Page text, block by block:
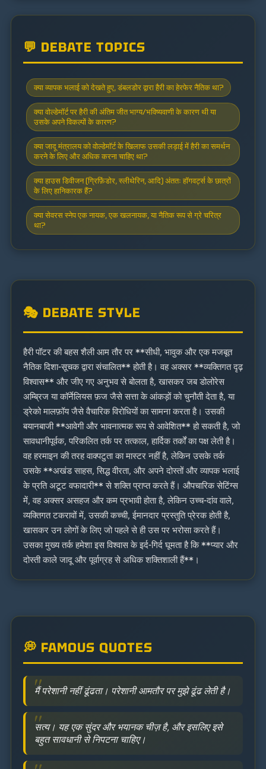
💬 DEBATE TOPICS
क्या व्यापक भलाई को देखते हुए, डंबलडोर द्वारा हैरी का हेरफेर नैतिक था?
क्या वोल्डेमॉर्ट पर हैरी की अंतिम जीत भाग्य/भविष्यवाणी के कारण थी या
उसके अपने विकल्पों के कारण?
क्या जादू मंत्रालय को वोल्डेमॉर्ट के खिलाफ उसकी लड़ाई में हैरी का समर्थन
करने के लिए और अधिक करना चाहिए था?
क्या हाउस डिवीजन (ग्रिफ़िंडोर, स्लीथेरिन, आदि) अंततः हॉगवर्ट्स के छात्रों
के लिए हानिकारक हैं?
क्या सेवरस स्नेप एक नायक, एक खलनायक, या नैतिक रूप से ग्रे चरित्र
था?
🎭 DEBATE STYLE
हैरी पॉटर की बहस शैली आम तौर पर **सीधी, भावुक और एक मजबूत
नैतिक दिशा-सूचक द्वारा संचालित** होती है। वह अक्सर **व्यक्तिगत दृढ़
विश्वास** और जीए गए अनुभव से बोलता है, खासकर जब डोलोरेस
अम्ब्रिज या कॉर्नेलियस फ़ज जैसे सत्ता के आंकड़ों को चुनौती देता है, या
ड्रेको मालफ़ॉय जैसे वैचारिक विरोधियों का सामना करता है। उसकी
बयानबाजी **आवेगी और भावनात्मक रूप से आवेशित** हो सकती है, जो
सावधानीपूर्वक, परिकलित तर्क पर तत्काल, हार्दिक तर्कों का पक्ष लेती है।
वह हरमाइन की तरह वाक्पटुता का मास्टर नहीं है, लेकिन उसके तर्क
उसके **अखंड साहस, सिद्ध वीरता, और अपने दोस्तों और व्यापक भलाई
के प्रति अटूट वफादारी** से शक्ति प्राप्त करते हैं। औपचारिक सेटिंग्स
में, वह अक्सर असहज और कम प्रभावी होता है, लेकिन उच्च-दांव वाले,
व्यक्तिगत टकरावों में, उसकी कच्ची, ईमानदार प्रस्तुति प्रेरक होती है,
खासकर उन लोगों के लिए जो पहले से ही उस पर भरोसा करते हैं।
उसका मुख्य तर्क हमेशा इस विश्वास के इर्द-गिर्द घूमता है कि **प्यार और
दोस्ती काले जादू और पूर्वाग्रह से अधिक शक्तिशाली हैं**।
💭 FAMOUS QUOTES
मैं परेशानी नहीं ढूंढता। परेशानी आमतौर पर मुझे ढूंढ लेती है।
सत्य। यह एक सुंदर और भयानक चीज़ है, और इसलिए इसे
बहुत सावधानी से निपटना चाहिए।